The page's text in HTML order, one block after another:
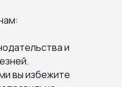
и
вы избежите